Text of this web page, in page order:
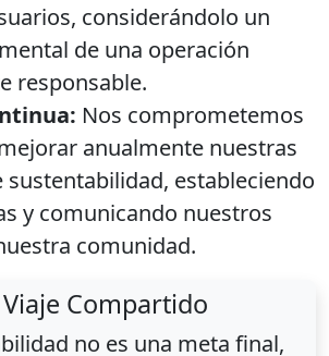
considerándolo un
de una operación
responsable.
Nos comprometemos
anualmente nuestras
sustentabilidad, estableciendo
y comunicando nuestros
comunidad.
Compartido
no es una meta final,